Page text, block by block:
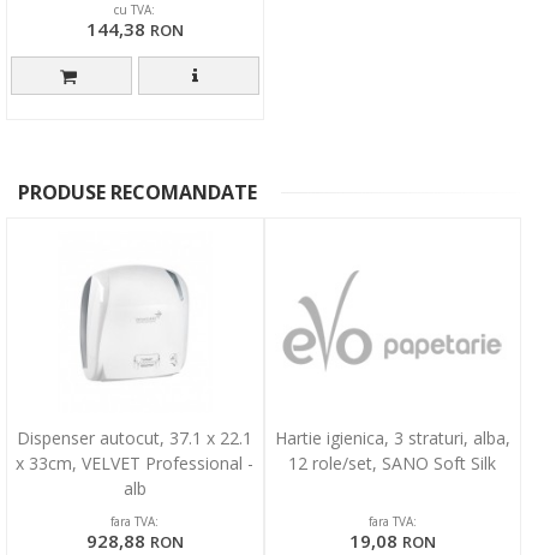
cu TVA:
144,38 RON
PRODUSE RECOMANDATE
Dispenser autocut, 37.1 x 22.1
x 33cm, VELVET Professional -
alb
fara TVA:
928,88 RON
Hartie igienica, 3 straturi, alba,
12 role/set, SANO Soft Silk
fara TVA:
19,08 RON